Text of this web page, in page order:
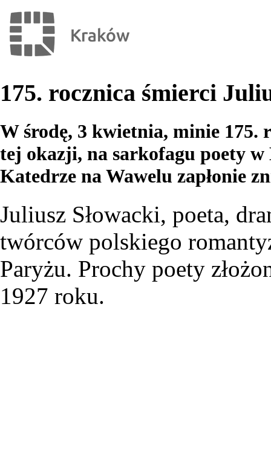
175. rocznica śmierci
W środę, 3 kwietnia, minie 175.
tej okazji, na sarkofagu poety
Katedrze na Wawelu zapłonie
Juliusz Słowacki, poeta,
twórców polskiego
Paryżu. Prochy poety
1927 roku.